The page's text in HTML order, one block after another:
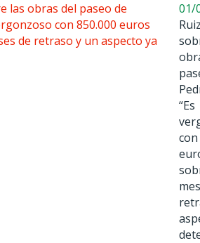
01/
“Es
con